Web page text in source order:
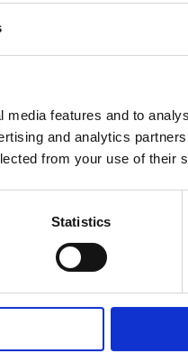
features and to
and analytics
from your use of their
Statistics
260